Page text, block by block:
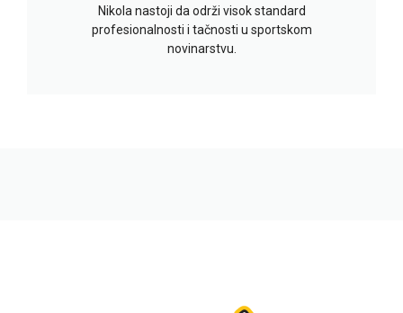
Nikola nastoji da održi visok standard
profesionalnosti i tačnosti u sportskom
novinarstvu.